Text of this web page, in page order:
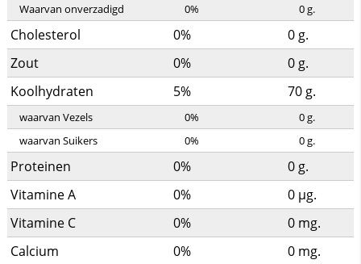
Waarvan onverzadigd
0% 0g.
Cholesterol 0% 0 g.
Zout
0% 0 g.
Koolhydraten
5% 70 g.
waarvan Vezels 0% 0g.
waarvan Suikers
0% 0g.
Proteinen 0% 0 g.
Vitamine A
0% 0 µg.
Vitamine C
0% 0 mg.
Calcium
0% 0 mg.